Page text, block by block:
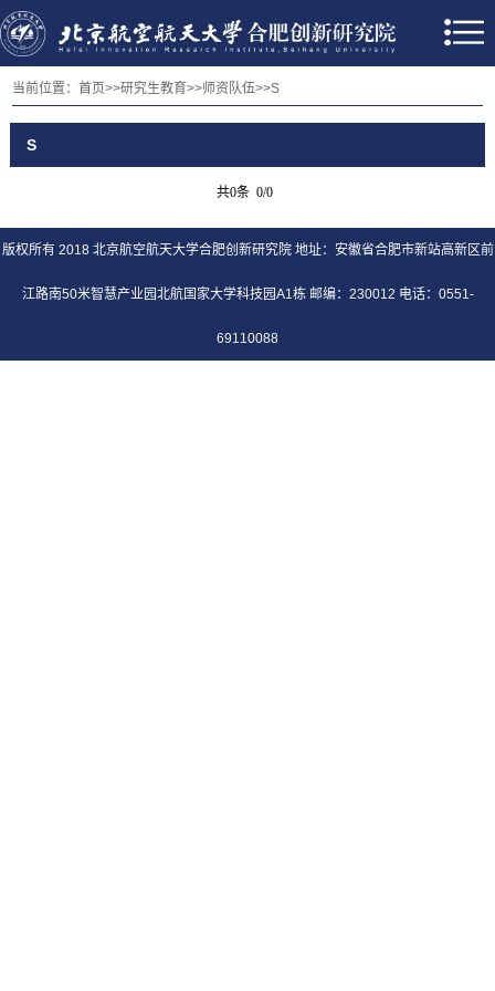
当前位置：首页>>研究生教育>>师资队伍>>S
S
共0条 0/0
版权所有 2018 北京航空航天大学合肥创新研究院 地址：安徽省合肥市新站高新区前
江路南50米智慧产业园北航国家大学科技园A1栋 邮编：230012 电话：0551-
69110088